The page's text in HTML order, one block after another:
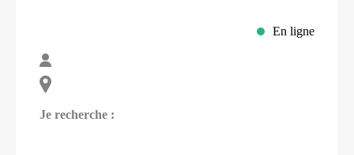
En ligne
Je recherche :